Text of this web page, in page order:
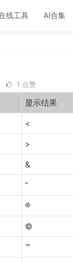
线工具 AI合集
1 点赞
显示结果
<
>
&
“
®
©
™